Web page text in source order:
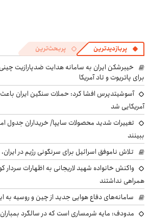
پربازدیدترین پربحث‌ترین
خیبرشکن ایران به سامانه هدایت ضدپارازیت
برای پاتریوت و تاد آمریکا
آمریکایی شد
ببینند
تلاش ناموفق اسرائیل برای سرنگونی رژیم در
واکنش خانواده شهید لاریجانی به اظهارات
همراهی نداشتند
سامانه‌های دفاع هوایی جدید از چین و روسیه به
مدودف: مایه شرمساری است که در سالگرد بمباران